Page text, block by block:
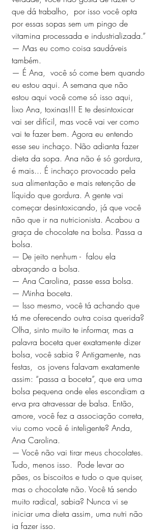
que dá trabalho,  por isso você opta
por essas sopas sem um pingo de
vitamina processada e industrializada.”
— Mas eu como coisa saudáveis
também.
— É Ana,  você só come bem quando
eu estou aqui. A semana que não
estou aqui você come só isso aqui,
lixo Ana, toxinas!!! E te desintoxicar
vai ser difícil, mas você vai ver como
vai te fazer bem. Agora eu entendo
esse seu inchaço. Não adianta fazer
dieta da sopa. Ana não é só gordura,
é mais... É inchaço provocado pela
sua alimentação e mais retenção de
líquido que gordura. A gente vai
começar desintoxicando, já que você
não que ir na nutricionista. Acabou a
graça de chocolate na bolsa. Passa a
bolsa.
— De jeito nenhum -  falou ela
abraçando a bolsa.
— Ana Carolina, passe essa bolsa.
— Minha boceta.
— Isso mesmo, você tá achando que
tá me oferecendo outra coisa querida?
Olha, sinto muito te informar, mas a
palavra boceta quer exatamente dizer
bolsa, você sabia ? Antigamente, nas
festas,  os jovens falavam exatamente
assim: “passa a boceta”, que era uma
bolsa pequena onde eles escondiam a
erva pra atravessar de balsa. Então,
amore, você fez a associação correta,
viu como você é inteligente? Anda,
Ana Carolina.
— Você não vai tirar meus chocolates.
Tudo, menos isso.  Pode levar ao
pães, os biscoitos e tudo o que quiser,
mas o chocolate não. Você tá sendo
muito radical, sabia? Nunca vi se
iniciar uma dieta assim, uma nutri não
ia fazer isso.